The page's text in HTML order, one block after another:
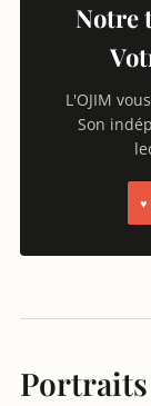
Notre
L'OJIM
Son
♥